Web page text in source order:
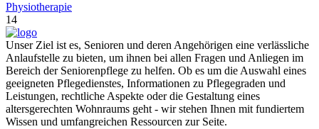
Physiotherapie
14
Unser Ziel ist es, Senioren und deren Angehörigen eine verlässliche
Anlaufstelle zu bieten, um ihnen bei allen Fragen und Anliegen im
Bereich der Seniorenpflege zu helfen. Ob es um die Auswahl eines
geeigneten Pflegedienstes, Informationen zu Pflegegraden und
Leistungen, rechtliche Aspekte oder die Gestaltung eines
altersgerechten Wohnraums geht - wir stehen Ihnen mit fundiertem
Wissen und umfangreichen Ressourcen zur Seite.